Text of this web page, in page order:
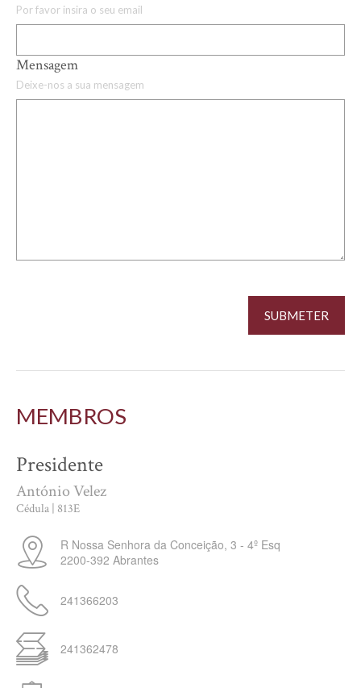
Por favor insira o seu email
Mensagem
Deixe-nos a sua mensagem
MEMBROS
Presidente
António Velez
Cédula | 813E
R Nossa Senhora da Conceição, 3 - 4º Esq
2200-392 Abrantes
241366203
241362478